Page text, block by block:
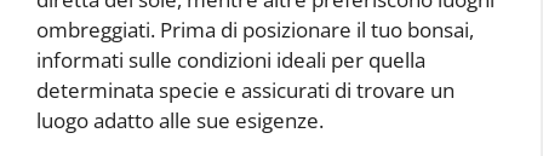
ombreggiati. Prima di posizionare il tuo bonsai,
informati sulle condizioni ideali per quella
determinata specie e assicurati di trovare un
luogo adatto alle sue esigenze.